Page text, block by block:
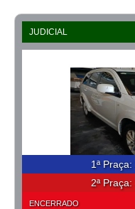
JUDICIAL
1ª Praça:
2ª Praça:
ENCERRADO